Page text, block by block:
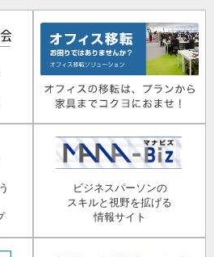
ビジネスパーソンの
スキルと視野を拡げる
情報サイト